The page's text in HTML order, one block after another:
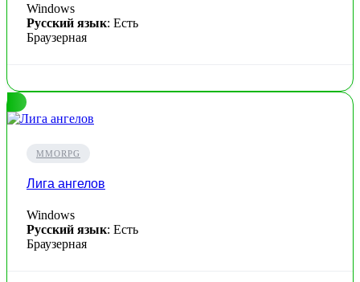
Windows
Русский язык: Есть
Браузерная
MMORPG
Лига ангелов
Windows
Русский язык: Есть
Браузерная